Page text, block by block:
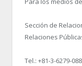
Sección de
Relaciones
Tel.: +81-3-6279-